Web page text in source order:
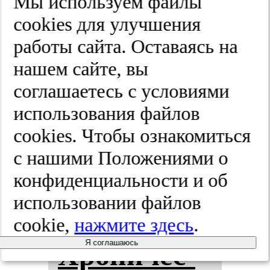
пси­хи­ат­рии
им. С.С.
Кор­са­ко­ва.
Спец­вы­пус­
ки.
2025;(8-2):81-88
Хро­ни­чес­
cооkies для улучшения
работы сайта. Оставаясь на
нашем сайте, вы
соглашаетесь с условиями
использования файлов
cооkies. Чтобы ознакомиться
с нашими Положениями о
конфиденциальности и об
использовании файлов
cookie,нажмите здесь.
Я соглашаюсь